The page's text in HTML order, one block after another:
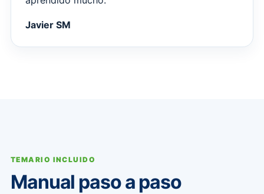
Javier SM
TEMARIO INCLUIDO
Manual paso a paso